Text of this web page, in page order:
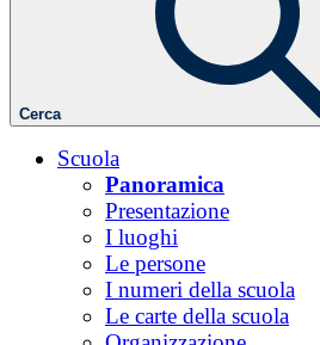
Cerca
Scuola
Panoramica
Presentazione
I luoghi
Le persone
I numeri della scuola
Le carte della scuola